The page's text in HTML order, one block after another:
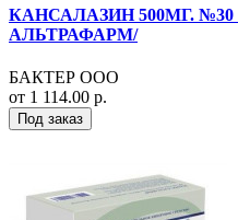
КАНСАЛАЗИН 500МГ. №30
АЛЬТРАФАРМ/
БАКТЕР ООО
от 1 114.00 р.
Под заказ